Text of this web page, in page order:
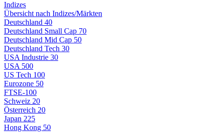
Indizes
Übersicht nach Indizes/Märkten
Deutschland 40
Deutschland Small Cap 70
Deutschland Mid Cap 50
Deutschland Tech 30
USA Industrie 30
USA 500
US Tech 100
Eurozone 50
FTSE-100
Schweiz 20
Österreich 20
Japan 225
Hong Kong 50